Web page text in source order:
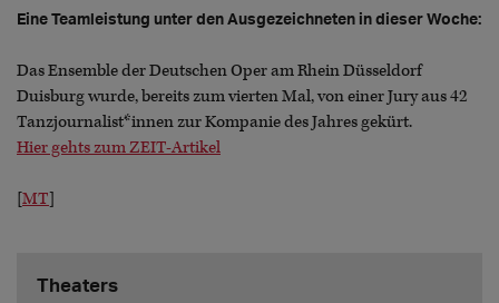
Eine Teamleistung unter den Ausgezeichneten in dieser Woche:
Das Ensemble der Deutschen Oper am Rhein Düsseldorf
Duisburg wurde, bereits zum vierten Mal, von einer Jury aus 42
Tanzjournalist*innen zur Kompanie des Jahres gekürt.
Hier gehts zum ZEIT-Artikel
[MT]
Theaters